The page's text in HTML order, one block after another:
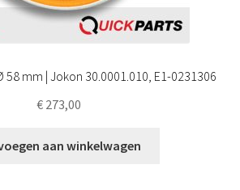
mm | Jokon 30.0001.010, E1-0231306
€273,00
aan winkelwagen